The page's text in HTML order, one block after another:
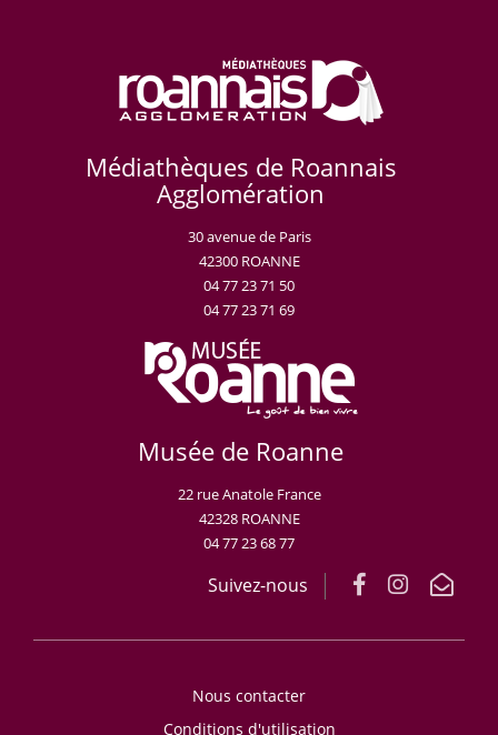
Médiathèques de Roannais
Agglomération
30 avenue de Paris
42300 ROANNE
04 77 23 71 50
04 77 23 71 69
Musée de Roanne
22 rue Anatole France
42328 ROANNE
04 77 23 68 77
Suivez-nous
Nous contacter
Conditions d'utilisation